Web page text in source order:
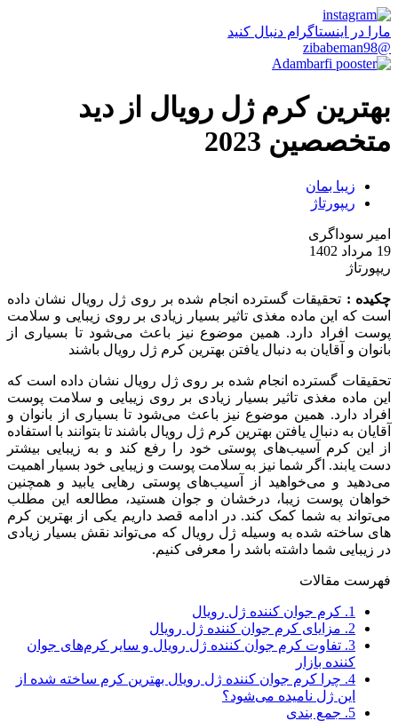
مارا در اینستاگرام دنبال کنید
@zibabeman98
بهترین کرم ژل رویال از دید
متخصصین 2023
زیبا بمان
ریپورتاژ
امیر سوداگری
19 مرداد 1402
ریپورتاژ
چکیده : تحقیقات گسترده انجام‌ شده بر روی ژل رویال نشان داده
است که این ماده مغذی تاثیر بسیار زیادی بر روی زیبایی و سلامت
پوست افراد دارد. همین موضوع نیز باعث می‌شود تا بسیاری از
بانوان و آقایان به‌ دنبال یافتن بهترین کرم ژل رویال باشند
تحقیقات گسترده انجام‌ شده بر روی ژل رویال نشان داده است که
این ماده مغذی تاثیر بسیار زیادی بر روی زیبایی و سلامت پوست
افراد دارد. همین موضوع نیز باعث می‌شود تا بسیاری از بانوان و
آقایان به‌ دنبال یافتن بهترین کرم ژل رویال باشند تا بتوانند با استفاده
از این کرم آسیب‌های پوستی خود را رفع کند و به زیبایی بیشتر
دست یابند. اگر شما نیز به سلامت پوست و زیبایی خود بسیار اهمیت
می‌دهید و می‌خواهید از آسیب‌های پوستی رهایی یابید و همچنین
خواهان پوست زیبا، درخشان و جوان هستید، مطالعه این مطلب
می‌‌تواند به شما کمک کند. در ادامه قصد داریم یکی از بهترین کرم
های ساخته‌ شده به وسیله ژل رویال که می‌تواند نقش بسیار زیادی
در زیبایی شما داشته باشد را معرفی کنیم.
فهرست مقالات
1. کرم جوان کننده ژل رویال
2. مزایای کرم جوان کننده ژل رویال
3. تفاوت کرم جوان کننده ژل رویال و سایر کرم‌های جوان
کننده بازار
4. چرا کرم جوان کننده ژل رویال بهترین کرم ساخته شده از
این ژل نامیده می‌شود؟
5. جمع بندی